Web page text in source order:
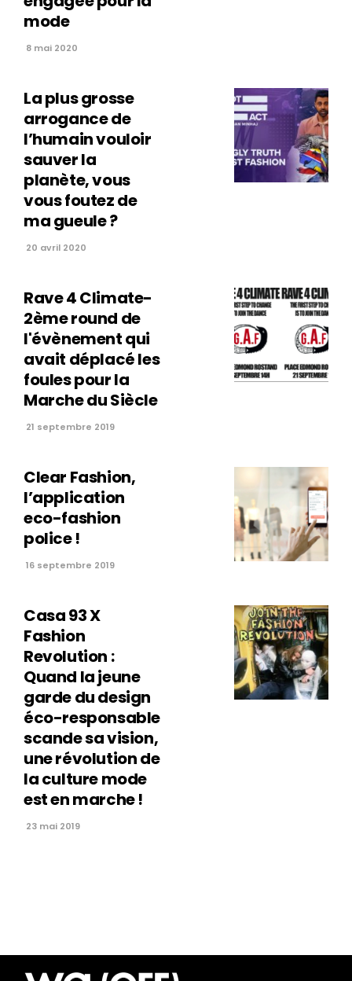
mode
8 mai 2020
La plus grosse
arrogance de
l’humain vouloir
sauver la
planète, vous
vous foutez de
ma gueule ?
20 avril 2020
Rave 4 Climate-
2ème round de
l'évènement qui
avait déplacé les
foules pour la
Marche du Siècle
21 septembre 2019
Clear Fashion,
l’application
eco-fashion
police !
16 septembre 2019
Casa 93 X
Fashion
Revolution :
Quand la jeune
garde du design
éco-responsable
scande sa vision,
une révolution de
la culture mode
est en marche !
23 mai 2019